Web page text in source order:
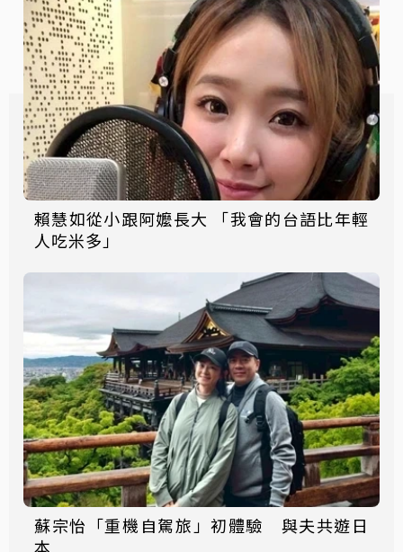
賴慧如從小跟阿嬤長大 「我會的台語比年輕
人吃米多」
蘇宗怡「重機自駕旅」初體驗 與夫共遊日
本